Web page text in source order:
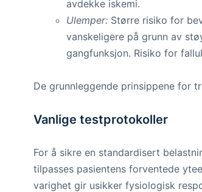
avdekke iskemi.
Ulemper: Større risiko for
vanskeligere på grunn av
gangfunksjon. Risiko for
De grunnleggende prinsippene for
Vanlige testprotokoller
For å sikre en standardisert
tilpasses pasientens forventede
varighet gir usikker fysiologisk